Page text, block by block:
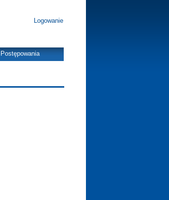
Logowanie
Postępowania